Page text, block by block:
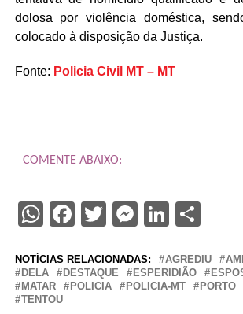
dolosa por violência doméstica,
colocado à disposição da Justiça.
Fonte: Policia Civil MT – MT
COMENTE ABAIXO:
WhatsApp
Facebook
Twitter
NOTÍCIAS RELACIONADAS: AGREDIU
DELA
DESTAQUE ESPERIDIÃO
MATAR
POLICIA POLICIA-MT PORTO
TENTOU